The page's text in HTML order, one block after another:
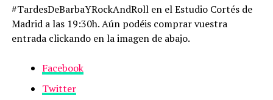
#TardesDeBarbaYRockAndRoll en el Estudio Cortés de
Madrid a las 19:30h. Aún podéis comprar vuestra
entrada clickando en la imagen de abajo.
Facebook
Twitter